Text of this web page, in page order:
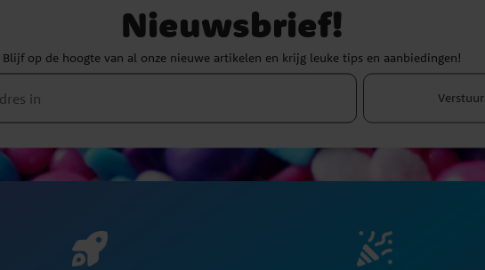
Nieuwsbrief!
Blijf op de hoogte van al onze nieuwe artikelen en krijg leuke tips en aanbiedingen!
Verstuur